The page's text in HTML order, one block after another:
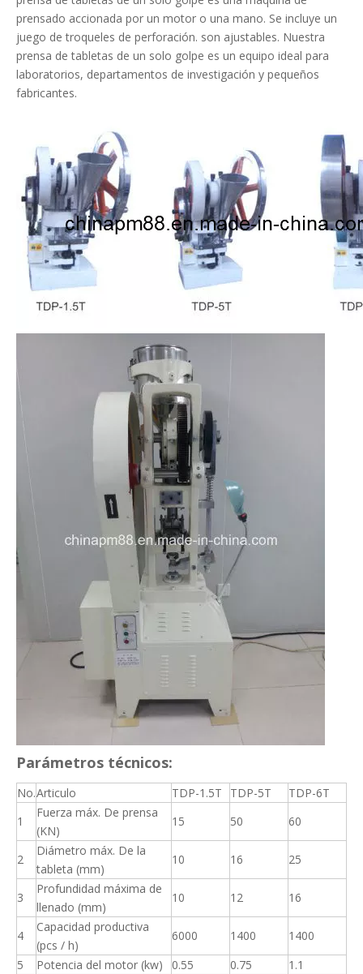
prensado accionada por un motor o una mano. Se incluye un
juego de troqueles de perforación. son ajustables. Nuestra
prensa de tabletas de un solo golpe es un equipo ideal para
laboratorios, departamentos de investigación y pequeños
fabricantes.
Parámetros técnicos:
No.Articulo TDP-1.5T TDP-5T
TDP-6T
1
Fuerza máx. De prensa
(KN)
15 50 60
2
Diámetro máx. De la
tableta (mm)
10 16 25
3
Profundidad máxima de
llenado (mm)
10 12 16
4
Capacidad productiva
(pcs / h)
6000 1400
1400
5
Potencia del motor (kw) 0.55 0.75
1.1